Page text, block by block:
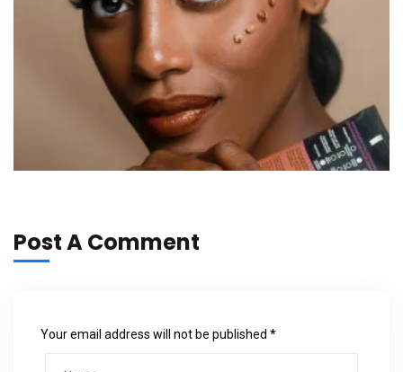
Post A Comment
Your email address will not be published *